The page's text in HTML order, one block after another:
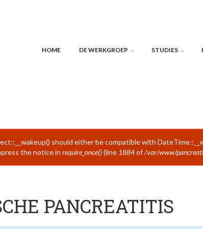
HOME DE WERKGROEP STUDIES
should either be compatible with
the notice in require_once()(line 1884of/var/www/
PANCREATITIS